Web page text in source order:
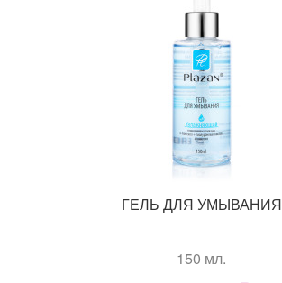
ГЕЛЬ ДЛЯ УМЫВАНИЯ
150 мл.